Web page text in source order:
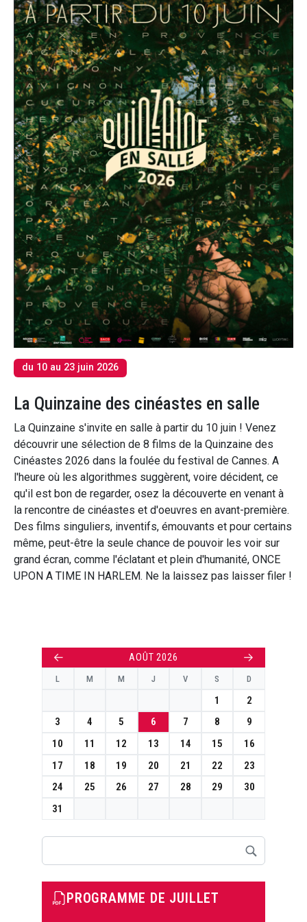
du 10 au 23 juin 2026
La Quinzaine des cinéastes en salle
La Quinzaine s'invite en salle à partir du 10 juin ! Venez
découvrir une sélection de 8 films de la Quinzaine des
Cinéastes 2026 dans la foulée du festival de Cannes. A
l'heure où les algorithmes suggèrent, voire décident, ce
qu'il est bon de regarder, osez la découverte en venant à
la rencontre de cinéastes et d'oeuvres en avant-première.
Des films singuliers, inventifs, émouvants et pour certains
même, peut-être la seule chance de pouvoir les voir sur
grand écran, comme l'éclatant et plein d'humanité, ONCE
UPON A TIME IN HARLEM. Ne la laissez pas laisser filer !
← AOÛT 2026 →
L M M J V S D
1
2
3
4 5 6 7 8
9
10
11 12 13 14 15
16
17
18 19 20 21 22
23
24
25 26 27 28 29
30
31
PROGRAMME DE JUILLET